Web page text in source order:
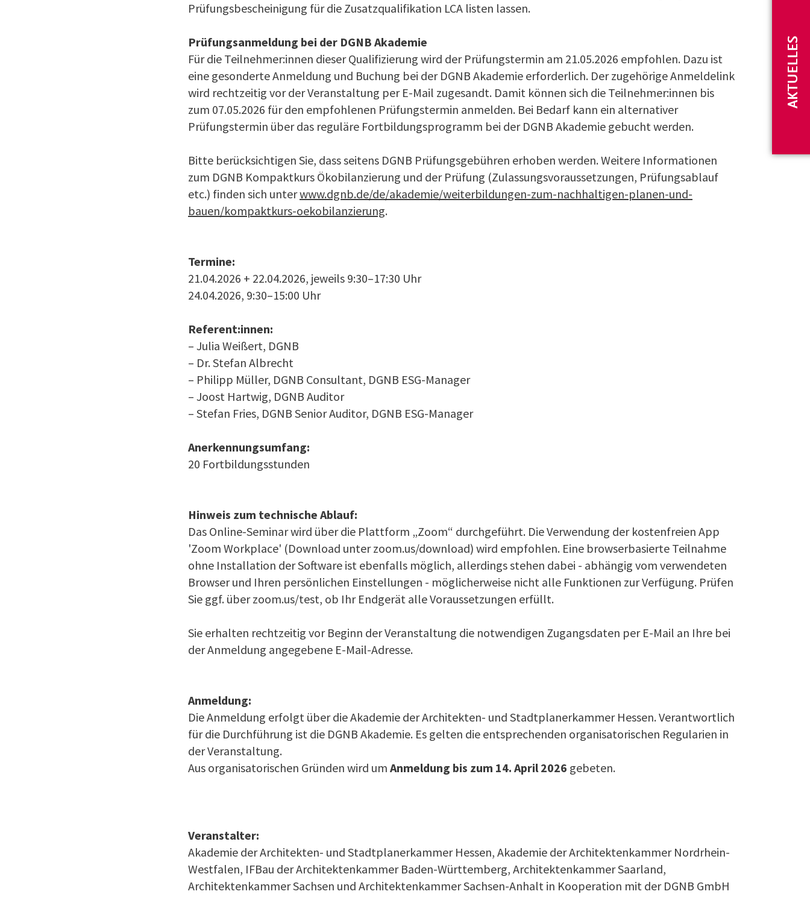
AKTUELLES
Prüfungsbescheinigung für die Zusatzqualifikation LCA listen lassen.
Prüfungsanmeldung bei der DGNB Akademie
Für die Teilnehmer:innen dieser Qualifizierung wird der Prüfungstermin am 21.05.2026 empfohlen. Dazu ist
eine gesonderte Anmeldung und Buchung bei der DGNB Akademie erforderlich. Der zugehörige Anmeldelink
wird rechtzeitig vor der Veranstaltung per E-Mail zugesandt. Damit können sich die Teilnehmer:innen bis
zum 07.05.2026 für den empfohlenen Prüfungstermin anmelden. Bei Bedarf kann ein alternativer
Prüfungstermin über das reguläre Fort­bildungs­programm bei der DGNB Akademie gebucht werden.
Bitte berücksichtigen Sie, dass seitens DGNB Prüfungsgebühren erhoben werden. Weitere In­for­ma­tio­nen
zum DGNB Kompaktkurs Ökobilanzierung und der Prüfung (Zulassungsvoraussetzungen, Prüfungsablauf
etc.) finden sich unterwww.dgnb.de/de/akademie/weiterbildungen-zum-nach­haltigen-planen-und-
bauen/kompaktkurs-oekobilanzierung.
Termine:
21.04.2026 + 22.04.2026, jeweils 9:30–17:30 Uhr
24.04.2026, 9:30–15:00 Uhr
Referent:innen:
– Julia Weißert, DGNB
– Dr. Stefan Albrecht
– Philipp Müller, DGNB Consultant, DGNB ESG-Manager
– Joost Hartwig, DGNB Auditor
– Stefan Fries, DGNB Senior Auditor, DGNB ESG-Manager
Anerkennungsumfang:
20 Fortbildungsstunden
Hinweis zum technische Ablauf:
Das Online-Seminar wird über die Plattform „Zoom“ durchgeführt. Die Verwendung der kostenfreien App
'Zoom Workplace' (Download unter zoom.us/download) wird empfohlen. Eine browserbasierte Teilnahme
ohne Installation der Software ist ebenfalls möglich, allerdings stehen dabei - abhängig vom verwendeten
Browser und Ihren persönlichen Einstellungen - möglicherweise nicht alle Funktionen zur Verfügung. Prüfen
Sie ggf. über zoom.us/test, ob Ihr Endgerät alle Voraussetzungen erfüllt.
Sie erhalten rechtzeitig vor Beginn der Ver­an­stal­tung die notwendigen Zugangsdaten per E-Mail an Ihre bei
der Anmeldung angegebene E-Mail-Adresse.
Anmeldung:
Die Anmeldung erfolgt über die Akademie der Architekten- und Stadtplanerkammer Hessen. Verantwortlich
für die Durchführung ist die DGNB Akademie. Es gelten die entsprechenden organisatorischen Regularien in
der Veranstaltung.
Aus organisatorischen Gründen wird um Anmeldung bis zum 14. April 2026 gebeten.
Veranstalter:
Akademie der Architekten- und Stadtplanerkammer Hessen, Akademie der Architektenkammer Nordrhein-
Westfalen, IFBau der Architektenkammer Baden-Württemberg, Architektenkammer Saarland,
Architektenkammer Sachsen und Architektenkammer Sachsen-Anhalt in Kooperation mit der DGNB GmbH